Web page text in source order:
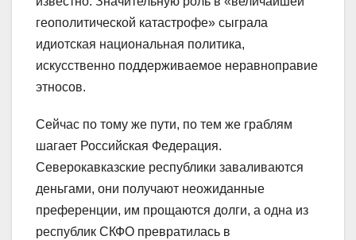
геополитической катастрофе» сыграла
идиотская национальная политика,
искусственно поддерживаемое неравноправие
этносов.
Сейчас по тому же пути, по тем же граблям
шагает Российская Федерация.
Северокавказские республики заваливаются
деньгами, они получают неожиданные
преференции, им прощаются долги, а одна из
республик СКФО превратилась в